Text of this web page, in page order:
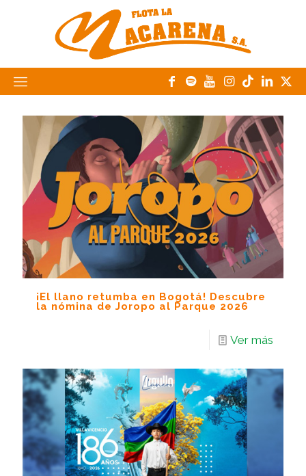
¡El llano retumba en Bogotá! Descubre
la nómina de Joropo al Parque 2026
Ver más